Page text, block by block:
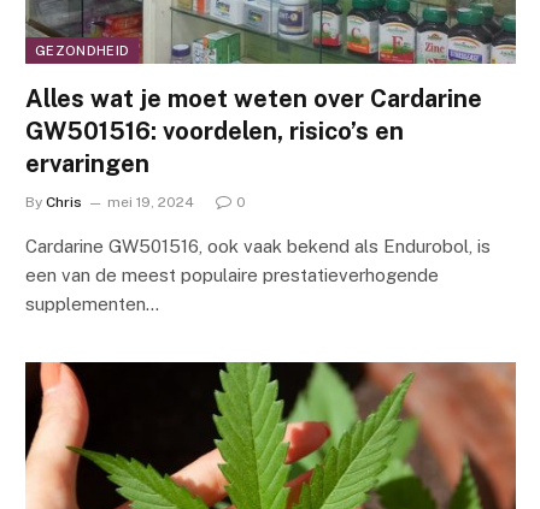
GEZONDHEID
Alles wat je moet weten over Cardarine
GW501516: voordelen, risico’s en
ervaringen
By Chris mei 19, 2024 0
Cardarine GW501516, ook vaak bekend als Endurobol, is
een van de meest populaire prestatieverhogende
supplementen…